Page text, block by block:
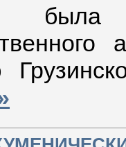
была